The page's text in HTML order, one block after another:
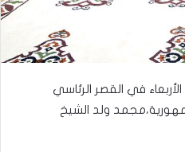
في القصر الرئاسي
ولد الشيخ